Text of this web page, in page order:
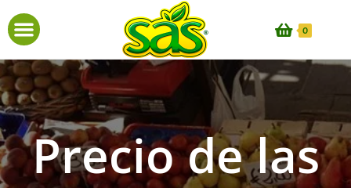
0
Precio de las